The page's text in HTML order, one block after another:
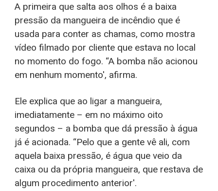
A primeira que salta aos olhos é a baixa
pressão da mangueira de incêndio que é
usada para conter as chamas, como mostra
vídeo filmado por cliente que estava no local
no momento do fogo. “A bomba não acionou
em nenhum momento', afirma.
Ele explica que ao ligar a mangueira,
imediatamente – em no máximo oito
segundos – a bomba que dá pressão à água
já é acionada. “Pelo que a gente vê ali, com
aquela baixa pressão, é água que veio da
caixa ou da própria mangueira, que restava de
algum procedimento anterior'.